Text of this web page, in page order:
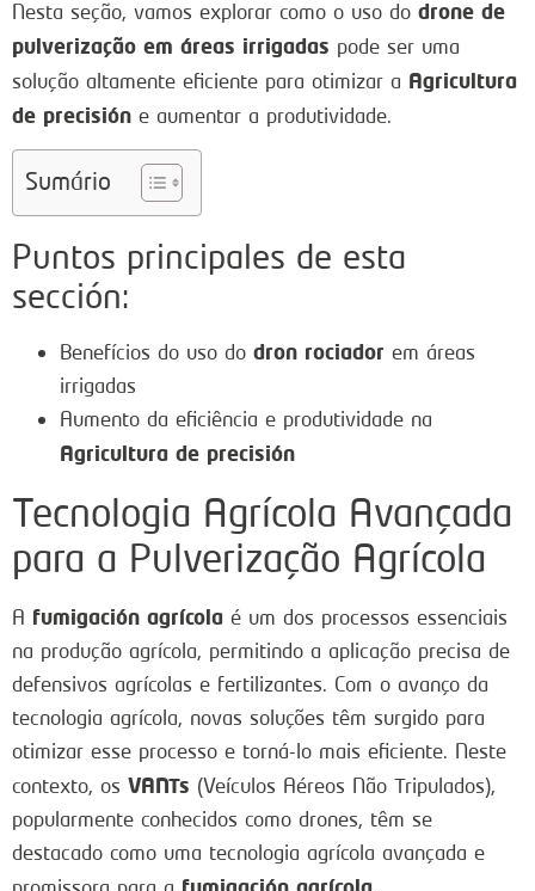
Nesta seção, vamos explorar como o uso do drone de
pulverização em áreas irrigadas pode ser uma
solução altamente eficiente para otimizar a Agricultura
de precisión e aumentar a produtividade.
Sumário
Puntos principales de esta
sección:
Benefícios do uso do dron rociador em áreas
irrigadas
Aumento da eficiência e produtividade na
Agricultura de precisión
Tecnologia Agrícola Avançada
para a Pulverização Agrícola
A fumigación agrícola é um dos processos essenciais
na produção agrícola, permitindo a aplicação precisa de
defensivos agrícolas e fertilizantes. Com o avanço da
tecnologia agrícola, novas soluções têm surgido para
otimizar esse processo e torná-lo mais eficiente. Neste
contexto, os VANTs (Veículos Aéreos Não Tripulados),
popularmente conhecidos como drones, têm se
destacado como uma tecnologia agrícola avançada e